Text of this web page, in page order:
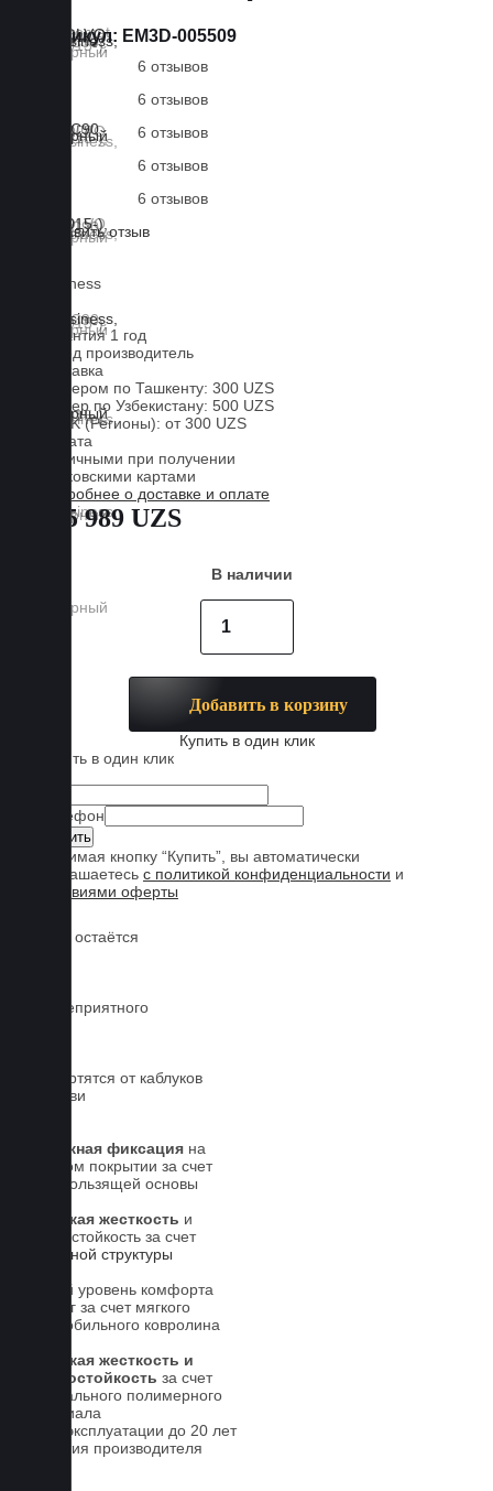
Артикул: EM3D-005509
6 отзывов
6 отзывов
6 отзывов
6 отзывов
6 отзывов
Оставить отзыв
Business
Гарантия 1 год
Завод производитель
Доставка
Курьером по Ташкенту: 300 UZS
Курьер по Узбекистану: 500 UZS
CDEK (Регионы): от 300 UZS
Оплата
Наличными при получении
Банковскими картами
Подробнее о доставке и оплате
885 989 UZS
В наличии
Добавить в корзину
Купить в один клик
Купить в один клик
Телефон
Нажимая кнопку “Купить”, вы автоматически
соглашаетесь с политикой конфиденциальности и
условиями оферты
Обувь остаётся
Нет неприятного
Не портятся от каблуков
на обуви
Надежная фиксация на
штатном покрытии за счет
антискользящей основы
Высокая жесткость и
износостойкость за счет
5-слойной структуры
Новый уровень комфорта
для ног за счет мягкого
автомобильного ковролина
Высокая жесткость и
износостойкость за счет
специального полимерного
материала
Срок эксплуатации до 20 лет
Гарантия производителя